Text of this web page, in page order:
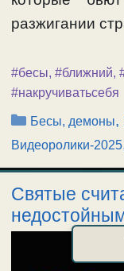
разжигании
#бесы, #ближний,
#накручиватьсебя
Рубрики
Бесы, демоны,
Видеоролики-2025
Святые